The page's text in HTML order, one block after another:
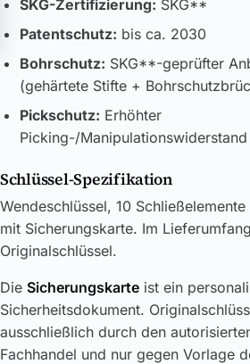
SKG-Zertifizierung: SKG**
Patentschutz: bis ca. 2030
Bohrschutz: SKG**-geprüfter
(gehärtete Stifte +
Pickschutz: Erhöhter
Picking-/Manipulationswiderstand
Schlüssel-Spezifikation
Wendeschlüssel, 10
mit Sicherungskarte. Im
Originalschlüssel.
Die Sicherungskarte ist ein
Sicherheitsdokument.
ausschließlich durch den
Fachhandel und nur gegen Vorlage